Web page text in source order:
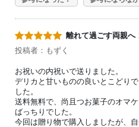
離れて過ごす両親へ
投稿者：もずく
お祝いの内祝いで送りました。
デリカと甘いものの良いとこどり
した。
送料無料で、尚且つお菓子のオマ
ばっちりでした。
今回は贈り物で購入しましたが、